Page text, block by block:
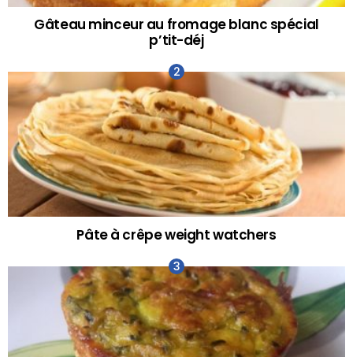
Gâteau minceur au fromage blanc spécial
p’tit-déj
Pâte à crêpe weight watchers